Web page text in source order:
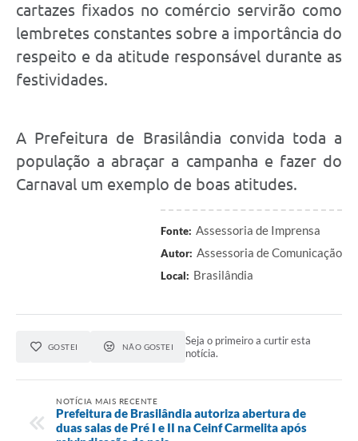
cartazes fixados no comércio servirão como
lembretes constantes sobre a importância do
respeito e da atitude responsável durante as
festividades.
A Prefeitura de Brasilândia convida toda a
população a abraçar a campanha e fazer do
Carnaval um exemplo de boas atitudes.
Fonte: Assessoria de Imprensa
Autor: Assessoria de Comunicação
Local: Brasilândia
GOSTEI NÃO GOSTEI
Seja o primeiro a curtir esta
notícia.
NOTÍCIA MAIS RECENTE
Prefeitura de Brasilândia autoriza abertura de
duas salas de Pré I e II na Ceinf Carmelita após